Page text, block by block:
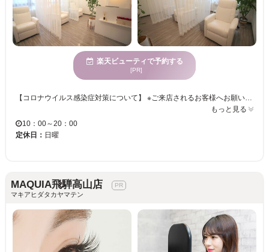
楽天ビューティで予約する
[PR]
【コロナウイルス感染症対策について】 ※ご来店されるお客様へお願い※ 大切なお客様に安心してご来店いただくため、以下の取り組みを行っております。 何卒、ご理解ご協力のほどよろしくお願いいたします。 ●37.5℃以上の発熱がある場合はご来店をお控え下さい ●せき・くしゃみ・鼻水・発熱他、体調が悪い方はご来店をお控え下さい ●ご来店時、アルコールジェルにて手指消毒をお願いいたします ●マスクの着用をお願いします（お持ちでない方はサロンにてご購入いただけます） ●ご来店時健康チェック、検温をさせていただいております ◆忙しい人の味方☆20：00まで営業！◆ 日常から離れたラグジュアリー空間で贅沢なひと時を．．．♪キレイになる喜びを知っていただきたい、そんな想いでお客様の“美”の追及をサポート致します。 【ナチュラルメイクでも自信が持てる目元へ・・・☆】 お客様の目元に合うデザインをご提案させて頂きます。ゴージャス、ナチュラル、オフィス向けetc なりたい目元、ご相談下さい♪一本一本丁寧な施術で、モチの良さも◎
もっと見る
10：00～20：00
定休日： 日曜
MAQUIA飛騨高山店
マキアヒダタカヤマテン